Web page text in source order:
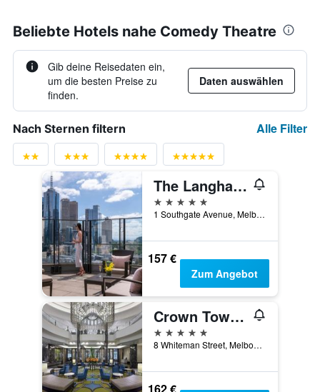
Beliebte Hotels nahe Comedy Theatre
Gib deine Reisedaten ein,
um die besten Preise zu
finden.
Daten auswählen
Nach Sternen filtern Alle Filter
The Langham Melbourne
5 Sterne
1 Southgate Avenue, Melbourne, VIC, Australien
157 €
Zum Angebot
Crown Towers Melbourne
5 Sterne
8 Whiteman Street, Melbourne, VIC, Australien
162 €